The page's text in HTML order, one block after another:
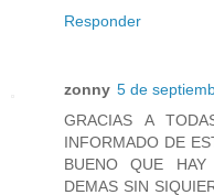
Responder
zonny 5 de
GRACIAS A
INFORMADO DE
BUENO QUE
DEMAS SIN